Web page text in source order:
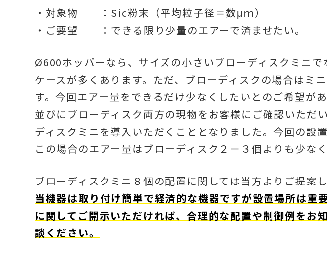
・対象物 ：Sic粉末（平均粒子径＝数μｍ）
・ご要望 ：できる限り少量のエアーで済ませたい。
Ø600ホッパーなら、サイズの小さいブローディスクミニで
ケースが多くあります。ただ、ブローディスクの場合はミ
す。今回エアー量をできるだけ少なくしたいとのご希望が
並びにブローディスク両方の現物をお客様にご確認いただ
ディスクミニを導入いただくこととなりました。今回の設
この場合のエアー量はブローディスク２－３個よりも少なく
ブローディスクミニ８個の配置に関しては当方よりご提案し
当機器は取り付け簡単で経済的な機器ですが設置場所は重
に関してご開示いただければ、合理的な配置や制御例をお
談ください。